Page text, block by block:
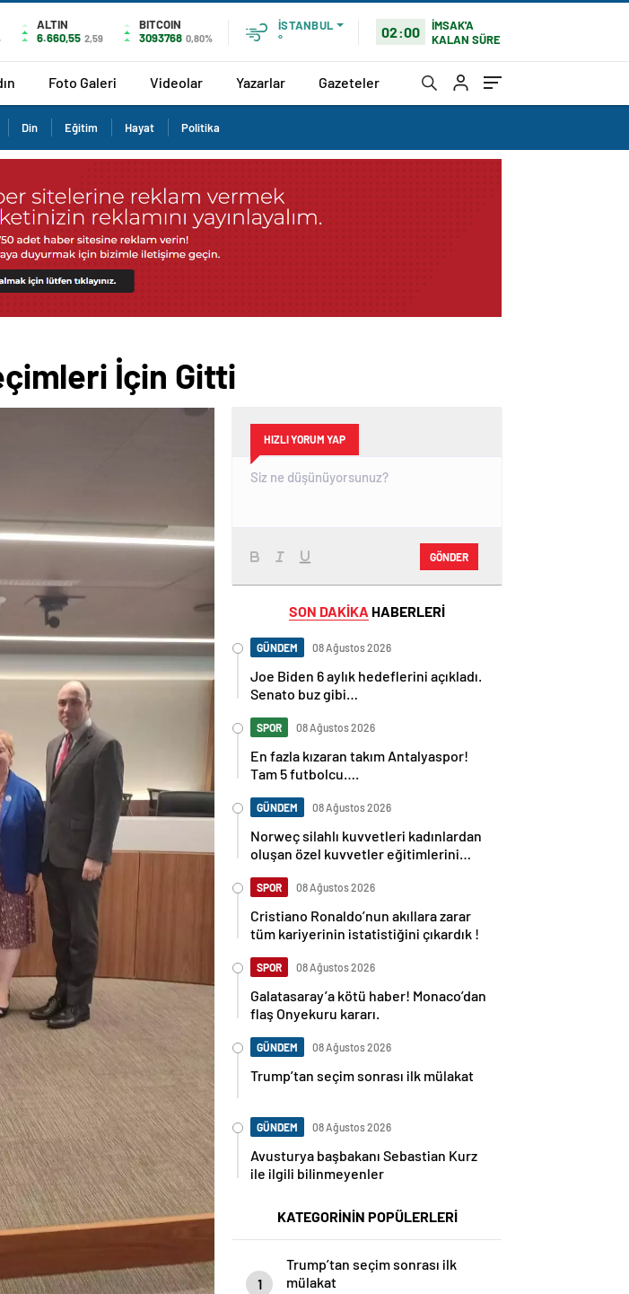
ALTIN
6.660,55 2,59
BITCOIN
3093768 0,80%
İSTANBUL
°
02:00
İMSAK'A
KALAN SÜRE
Foto Galeri Videolar Yazarlar Gazeteler
Din Eğitim Hayat Politika
İçin Gitti
HIZLI YORUM YAP
GÖNDER
SON DAKİKA HABERLERİ
GÜNDEM 08 Ağustos 2026
Joe Biden 6 aylık hedeflerini açıkladı.
Senato buz gibi…
SPOR 08 Ağustos 2026
En fazla kızaran takım Antalyaspor!
Tam 5 futbolcu….
GÜNDEM 08 Ağustos 2026
Norweç silahlı kuvvetleri kadınlardan
oluşan özel kuvvetler eğitimlerini
SPOR 08 Ağustos 2026
Cristiano Ronaldo’nun akıllara zarar
tüm kariyerinin istatistiğini çıkardık !
SPOR 08 Ağustos 2026
Galatasaray’a kötü haber! Monaco’dan
flaş Onyekuru kararı.
GÜNDEM 08 Ağustos 2026
Trump’tan seçim sonrası ilk mülakat
GÜNDEM 08 Ağustos 2026
Avusturya başbakanı Sebastian Kurz
ile ilgili bilinmeyenler
KATEGORİNİN POPÜLERLERİ
1
Trump’tan seçim sonrası ilk
mülakat